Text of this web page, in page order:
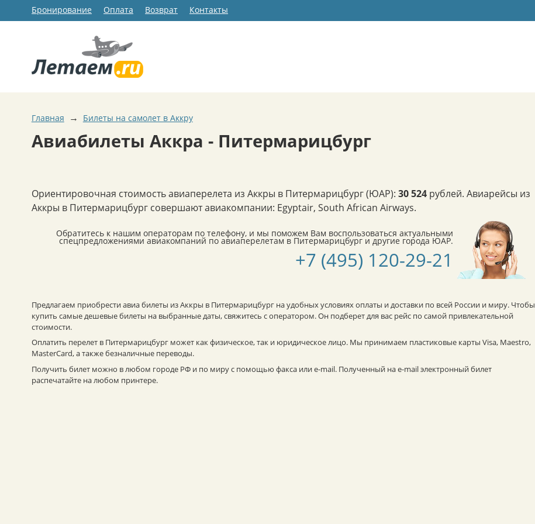
Бронирование Оплата Возврат Контакты
Главная → Билеты на самолет в Аккру
Авиабилеты Аккра - Питермарицбург
Ориентировочная стоимость авиаперелета из Аккры в Питермарицбург (ЮАР): 30 524 рублей. Авиарейсы из
Аккры в Питермарицбург совершают авиакомпании: Egyptair, South African Airways.
Обратитесь к нашим операторам по телефону, и мы поможем Вам воспользоваться актуальными
спецпредложениями авиакомпаний по авиаперелетам в Питермарицбург и другие города ЮАР.
+7 (495) 120-29-21
Предлагаем приобрести авиа билеты из Аккры в Питермарицбург на удобных условиях оплаты и доставки по всей России и миру. Чтобы
купить самые дешевые билеты на выбранные даты, свяжитесь с оператором. Он подберет для вас рейс по самой привлекательной
стоимости.
Оплатить перелет в Питермарицбург может как физическое, так и юридическое лицо. Мы принимаем пластиковые карты Visa, Maestro,
MasterCard, а также безналичные переводы.
Получить билет можно в любом городе РФ и по миру с помощью факса или e-mail. Полученный на e-mail электронный билет
распечатайте на любом принтере.